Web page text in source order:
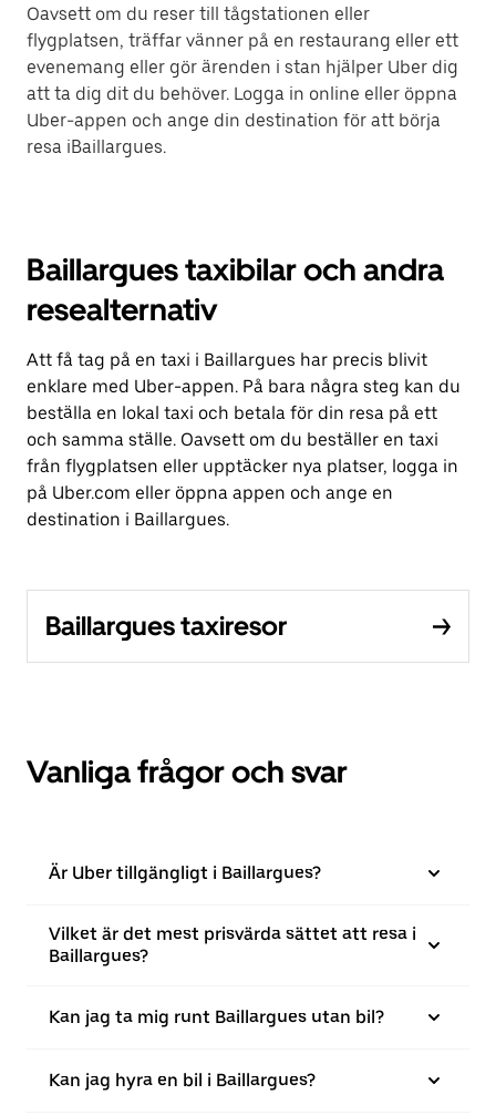
Oavsett om du reser till tågstationen eller
flygplatsen, träffar vänner på en restaurang eller ett
evenemang eller gör ärenden i stan hjälper Uber dig
att ta dig dit du behöver. Logga in online eller öppna
Uber-appen och ange din destination för att börja
resa iBaillargues.
Baillargues taxibilar och andra
resealternativ
Att få tag på en taxi i Baillargues har precis blivit
enklare med Uber-appen. På bara några steg kan du
beställa en lokal taxi och betala för din resa på ett
och samma ställe. Oavsett om du beställer en taxi
från flygplatsen eller upptäcker nya platser, logga in
på Uber.com eller öppna appen och ange en
destination i Baillargues.
Baillargues taxiresor
Vanliga frågor och svar
Är Uber tillgängligt i Baillargues?
Vilket är det mest prisvärda sättet att resa i
Baillargues?
Kan jag ta mig runt Baillargues utan bil?
Kan jag hyra en bil i Baillargues?